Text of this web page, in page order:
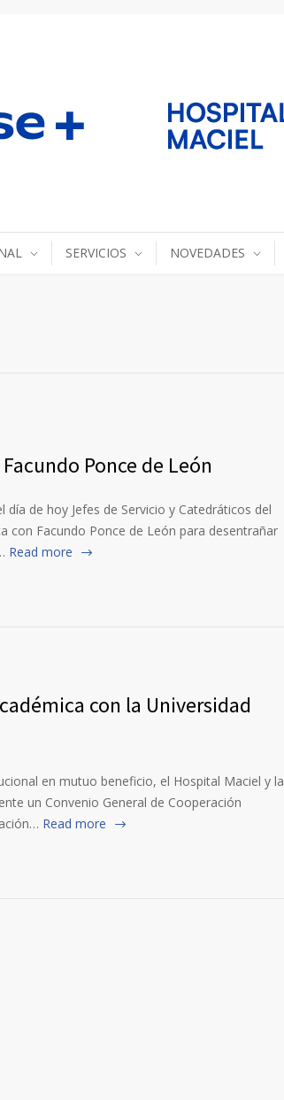
SERVICIOS NOVEDADES
Ponce de León
de hoy Jefes de Servicio y Catedráticos del
con Facundo Ponce de León para desentrañar
Read more
con la Universidad
en mutuo beneficio, el Hospital Maciel y la
un Convenio General de Cooperación
Read more